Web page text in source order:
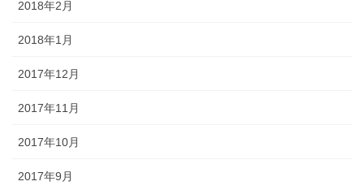
2018年2月
2018年1月
2017年12月
2017年11月
2017年10月
2017年9月